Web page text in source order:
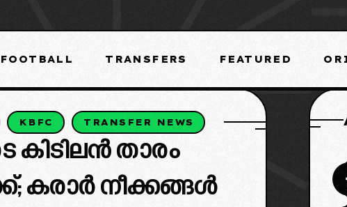
FOOTBALL TRANSFERS FEATURED
KBFC TRANSFER NEWS
താരം
കരാർ നീക്കങ്ങൾ